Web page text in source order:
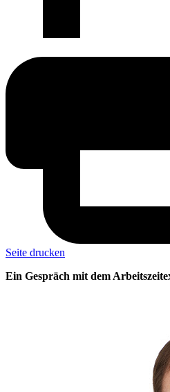
Seite drucken
Ein Gespräch mit dem